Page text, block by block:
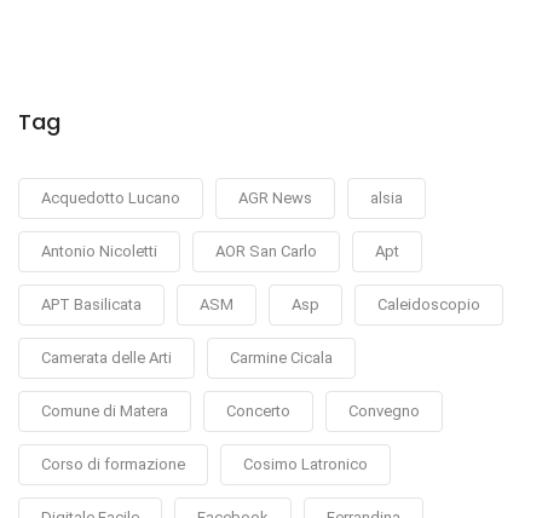
Tag
Acquedotto Lucano AGR News alsia
Antonio Nicoletti AOR San Carlo Apt
APT Basilicata ASM Asp Caleidoscopio
Camerata delle Arti Carmine Cicala
Comune di Matera Concerto Convegno
Corso di formazione Cosimo Latronico